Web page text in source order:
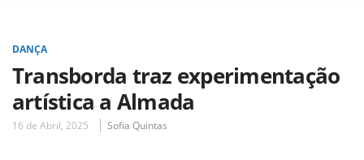
DANÇA
Transborda traz experimentação
artística a Almada
16 de Abril, 2025 Sofia Quintas